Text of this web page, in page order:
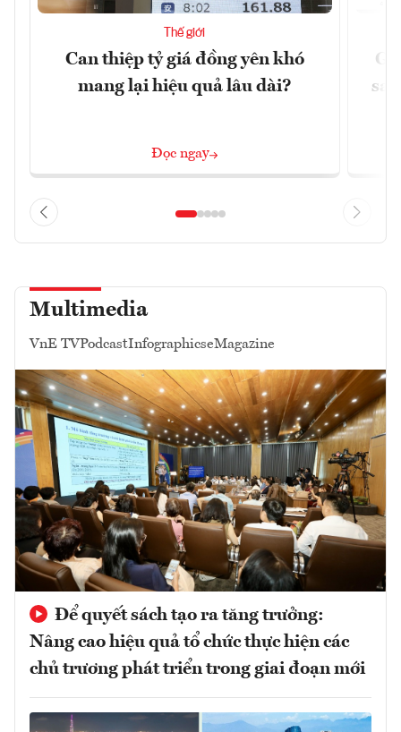
Thế giới
Can thiệp tỷ giá đồng yên khó
mang lại hiệu quả lâu dài?
Đọc ngay
Multimedia
VnE TVPodcastInfographicseMagazine
Để quyết sách tạo ra tăng trưởng:
Nâng cao hiệu quả tổ chức thực hiện các
chủ trương phát triển trong giai đoạn mới